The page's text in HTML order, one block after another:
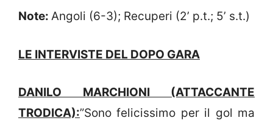
Note: Angoli (6-3); Recuperi (2’ p.t.; 5’ s.t.)
LE INTERVISTE DEL DOPO GARA
DANILO MARCHIONI (ATTACCANTE
TRODICA):”Sono felicissimo per il gol ma